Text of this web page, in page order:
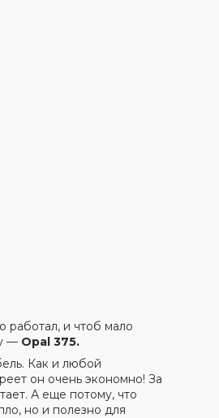
работал, и чтоб мало
— Opal 375.
Как и любой
он очень экономно! За
А еще потому, что
но и полезно для